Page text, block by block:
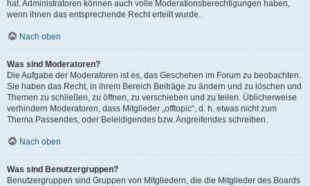
hat. Administratoren können auch volle Moderationsberechtigungen haben,
wenn ihnen das entsprechende Recht erteilt wurde.
Nach oben
Was sind Moderatoren?
Die Aufgabe der Moderatoren ist es, das Geschehen im Forum zu beobachten.
Sie haben das Recht, in ihrem Bereich Beiträge zu ändern und zu löschen und
Themen zu schließen, zu öffnen, zu verschieben und zu teilen. Üblicherweise
verhindern Moderatoren, dass Mitglieder „offtopic“, d. h. etwas nicht zum
Thema Passendes, oder Beleidigendes bzw. Angreifendes schreiben.
Nach oben
Was sind Benutzergruppen?
Benutzergruppen sind Gruppen von Mitgliedern, die die Mitglieder des Boards